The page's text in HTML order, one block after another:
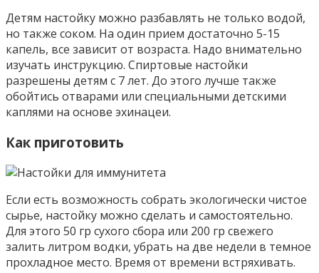
Детям настойку можно разбавлять не только водой,
но также соком. На один прием достаточно 5-15
капель, все зависит от возраста. Надо внимательно
изучать инструкцию. Спиртовые настойки
разрешены детям с 7 лет. До этого лучше также
обойтись отварами или специальными детскими
каплями на основе эхинацеи.
Как приготовить
Если есть возможность собрать экологически чистое
сырье, настойку можно сделать и самостоятельно.
Для этого 50 гр сухого сбора или 200 гр свежего
залить литром водки, убрать на две недели в темное
прохладное место. Время от времени встряхивать.